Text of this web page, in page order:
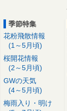
季節特集
花粉飛散情報
(1～5月頃)
桜開花情報
(2～5月頃)
GWの天気
(4～5月頃)
梅雨入り・明け